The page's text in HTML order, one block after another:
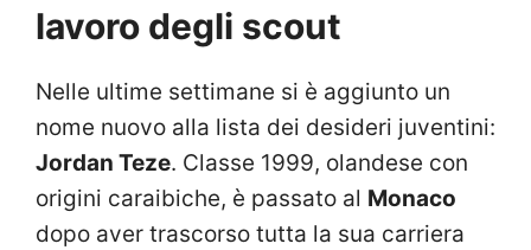
lavoro degli scout
Nelle ultime settimane si è aggiunto un
nome nuovo alla lista dei desideri juventini:
Jordan Teze. Classe 1999, olandese con
origini caraibiche, è passato al Monaco
dopo aver trascorso tutta la sua carriera